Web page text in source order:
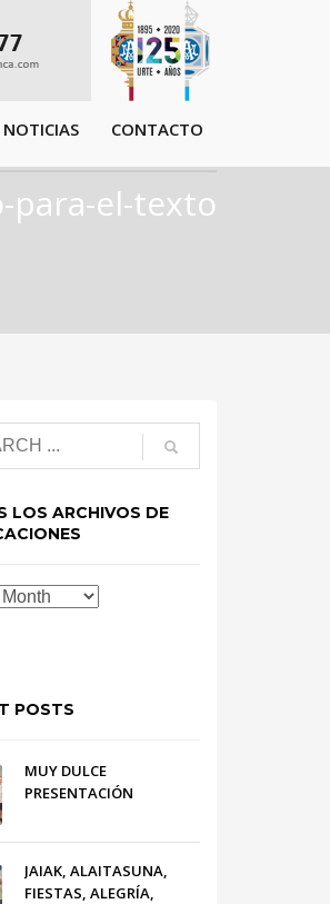
NOTICIAS CONTACTO
para-el-texto
LOS ARCHIVOS DE
POSTS
MUY DULCE
PRESENTACIÓN
JAIAK, ALAITASUNA,
FIESTAS, ALEGRÍA,